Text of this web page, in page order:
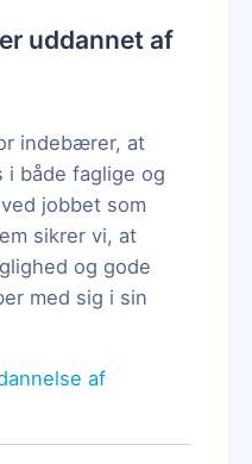
uddannet af
indebærer, at
i både faglige og
jobbet som
sikrer vi, at
og gode
med sig i sin
af